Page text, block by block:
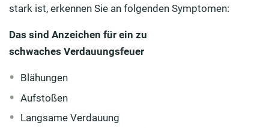
stark ist, erkennen Sie an folgenden Symptomen:
Das sind Anzeichen für ein zu
schwaches Verdauungsfeuer
Blähungen
Aufstoßen
Langsame Verdauung